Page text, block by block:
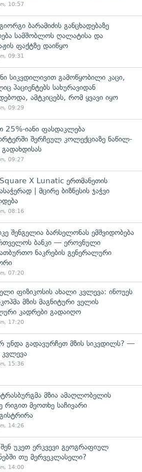
10:57
ბარამიძის განცხადებაზე
სამშობლოს ღალატისა და
ფაქტზე დაიწყო
09:31
სიკვდილივით გამოწყობილი კაცი,
პაციენტებს სახურავიდან
ამტკიცებს, რომ ყვავი იყო
09:29
25%-იანი ფასდაკლება
შერჩეულ კოლექციაზე ნაწილ-
09:27
X Lunatic ერთმანეთის
| მცირე ბიზნესის ჯაჭვი
08:16
შენგელია ბარსელონას ემშვიდობება
ბანკი — ეროვნული
ნაკრების გენერალური
07:20
ფიზიკოსის ახალი კვლევა: ინოუეს
მზის მაგნიტური ველის
კადრები გადაიღო
17:20
უნდა გადავურჩეთ მზის სიკვდილს? —
15:36
მზია ამაღლობელის
რიგით მეოთხე საჩივარი
14:26
შენ უკეთ ერკვევი გეოგრაფიულ
თუ მერვეკლასელი?
14:00